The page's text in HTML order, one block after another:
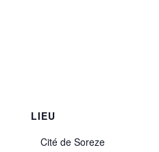
LIEU
Cité de Soreze